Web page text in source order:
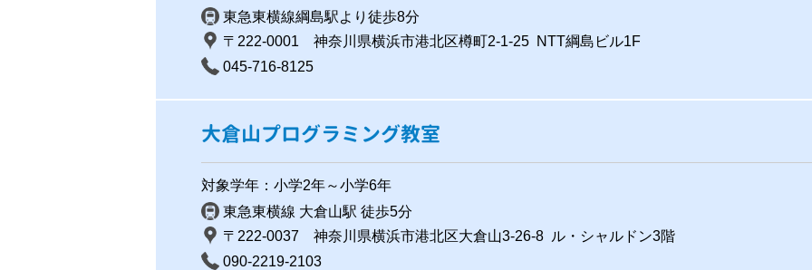
東急東横線綱島駅より徒歩8分
〒222-0001 神奈川県横浜市港北区樽町2-1-25 NTT綱島ビル1F
045-716-8125
大倉山プログラミング教室
対象学年：小学2年～小学6年
東急東横線 大倉山駅 徒歩5分
〒222-0037 神奈川県横浜市港北区大倉山3-26-8 ル・シャルドン3階
090-2219-2103